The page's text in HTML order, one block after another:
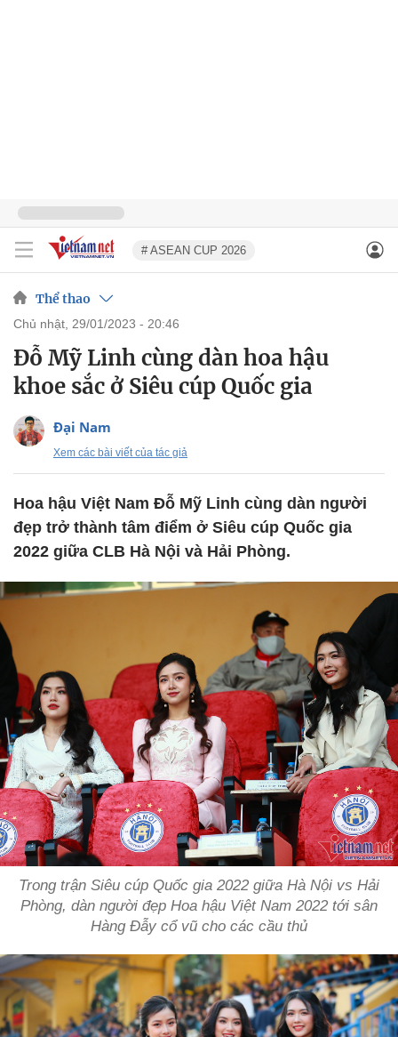
# ASEAN CUP 2026
Thể thao
chủ nhật, 29/01/2023 - 20:46
Đỗ Mỹ Linh cùng dàn hoa hậu
khoe sắc ở Siêu cúp Quốc gia
Đại Nam
Xem các bài viết của tác giả
Hoa hậu Việt Nam Đỗ Mỹ Linh cùng dàn người
đẹp trở thành tâm điểm ở Siêu cúp Quốc gia
2022 giữa CLB Hà Nội và Hải Phòng.
Trong trận Siêu cúp Quốc gia 2022 giữa Hà Nội vs Hải
Phòng, dàn người đẹp Hoa hậu Việt Nam 2022 tới sân
Hàng Đẫy cổ vũ cho các cầu thủ